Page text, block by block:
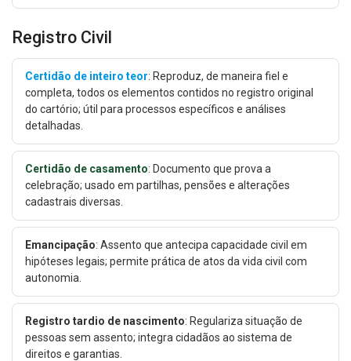
Registro Civil
Certidão de inteiro teor: Reproduz, de maneira fiel e
completa, todos os elementos contidos no registro original
do cartório; útil para processos específicos e análises
detalhadas.
Certidão de casamento: Documento que prova a
celebração; usado em partilhas, pensões e alterações
cadastrais diversas.
Emancipação: Assento que antecipa capacidade civil em
hipóteses legais; permite prática de atos da vida civil com
autonomia.
Registro tardio de nascimento: Regulariza situação de
pessoas sem assento; integra cidadãos ao sistema de
direitos e garantias.